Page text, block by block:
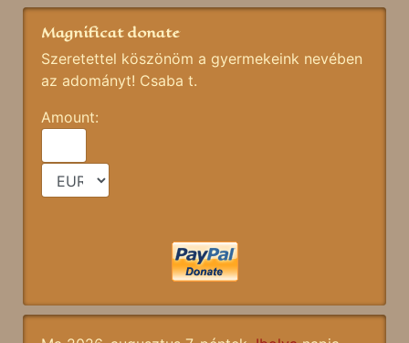
Magnificat donate
Szeretettel köszönöm a gyermekeink nevében
az adományt! Csaba t.
Amount: